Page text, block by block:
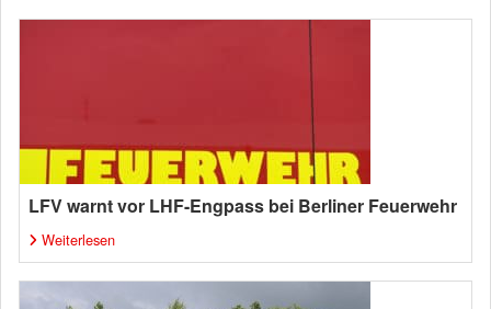
LFV warnt vor LHF-Engpass bei Berliner Feuerwehr
Weiterlesen